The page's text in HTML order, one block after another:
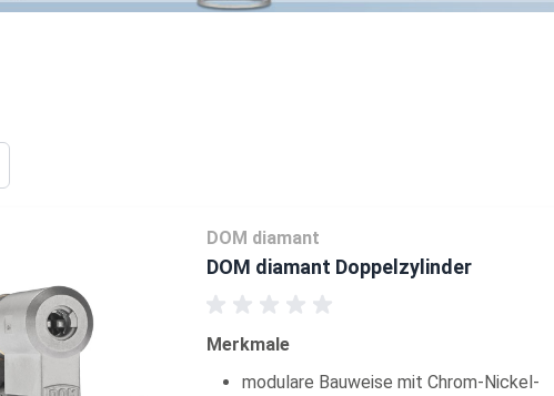
DOM diamant
DOM diamant Doppelzylinder
Merkmale
modulare Bauweise mit Chrom-Nickel-